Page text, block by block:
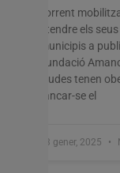
Torrent
atendre els
municipis a
Fundació
ajudes tenen
tancar-se el
13 gener, 2025